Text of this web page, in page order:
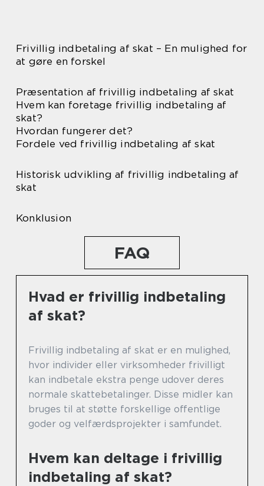
Frivillig indbetaling af skat – En mulighed for
at gøre en forskel
Præsentation af frivillig indbetaling af skat
Hvem kan foretage frivillig indbetaling af
skat?
Hvordan fungerer det?
Fordele ved frivillig indbetaling af skat
Historisk udvikling af frivillig indbetaling af
skat
Konklusion
FAQ
Hvad er frivillig indbetaling
af skat?
Frivillig indbetaling af skat er en mulighed,
hvor individer eller virksomheder frivilligt
kan indbetale ekstra penge udover deres
normale skattebetalinger. Disse midler kan
bruges til at støtte forskellige offentlige
goder og velfærdsprojekter i samfundet.
Hvem kan deltage i frivillig
indbetaling af skat?